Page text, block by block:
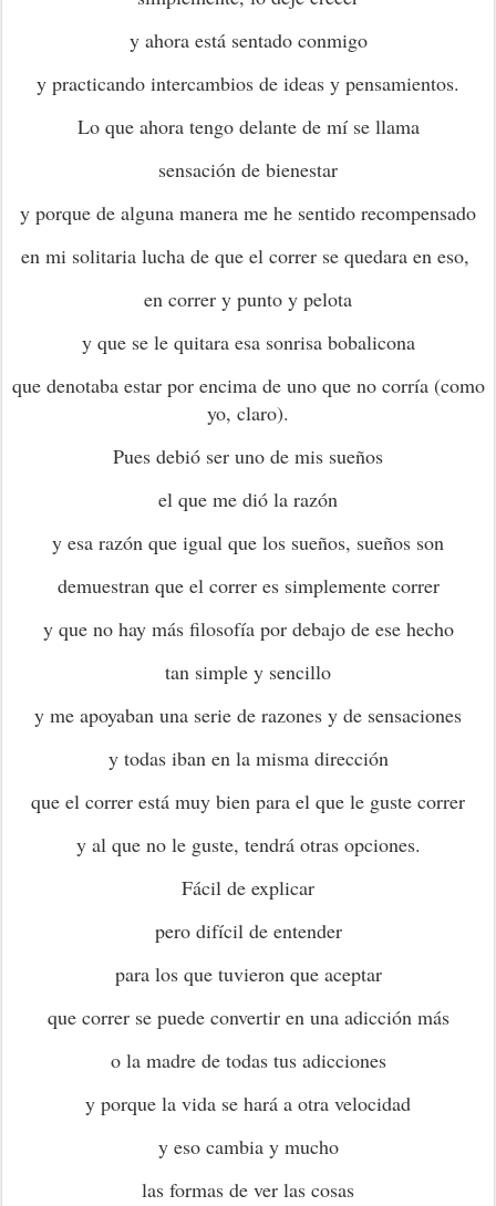
y ahora está sentado conmigo
y practicando intercambios de ideas y pensamientos.
Lo que ahora tengo delante de mí se llama
sensación de bienestar
y porque de alguna manera me he sentido recompensado
en mi solitaria lucha de que el correr se quedara en eso,
en correr y punto y pelota
y que se le quitara esa sonrisa bobalicona
que denotaba estar por encima de uno que no corría (como
yo, claro).
Pues debió ser uno de mis sueños
el que me dió la razón
y esa razón que igual que los sueños, sueños son
demuestran que el correr es simplemente correr
y que no hay más filosofía por debajo de ese hecho
tan simple y sencillo
y me apoyaban una serie de razones y de sensaciones
y todas iban en la misma dirección
que el correr está muy bien para el que le guste correr
y al que no le guste, tendrá otras opciones.
Fácil de explicar
pero difícil de entender
para los que tuvieron que aceptar
que correr se puede convertir en una adicción más
o la madre de todas tus adicciones
y porque la vida se hará a otra velocidad
y eso cambia y mucho
las formas de ver las cosas